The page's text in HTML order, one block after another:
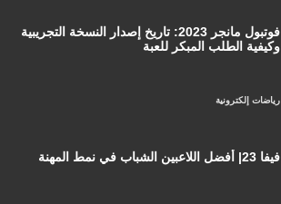
رياضات إلكترونية
فوتبول مانجر 2023: تاريخ إصدار النسخة التجريبية
وكيفية الطلب المبكر للعبة
فيفا 23| أفضل اللاعبين الشباب في نمط المهنة